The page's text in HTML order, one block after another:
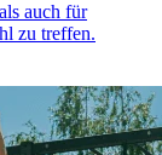
auch für
zu treffen.